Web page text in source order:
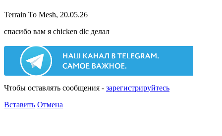
Terrain To Mesh, 20.05.26
спасибо вам я chicken dlc делал
Чтобы оставлять сообщения - зарегистрируйтесь
Вставить Отмена